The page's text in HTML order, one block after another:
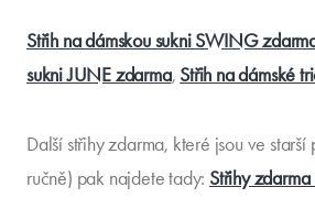
Střih na dámskou sukni SWING
sukni JUNE zdarma, Střih na dámské
Další střihy zdarma, které jsou ve
ručně) pak najdete tady: Střihy